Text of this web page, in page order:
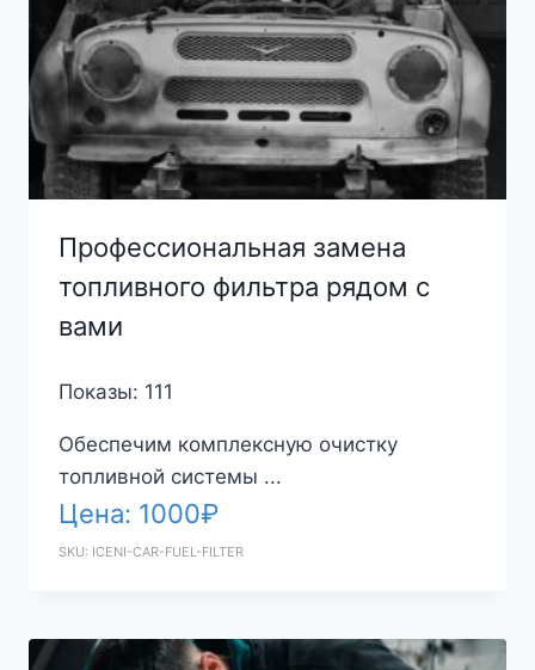
Профессиональная замена
топливного фильтра рядом с
вами
Показы: 111
Обеспечим комплексную очистку
топливной системы ...
Цена: 1000₽
SKU: ICENI-CAR-FUEL-FILTER